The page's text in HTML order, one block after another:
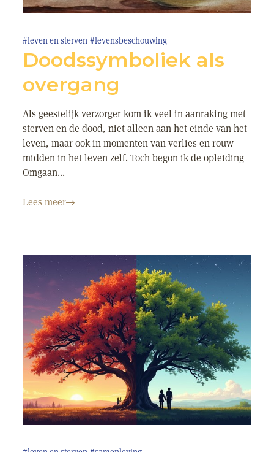
#leven en sterven #levensbeschouwing
Doodssymboliek als
overgang
Als geestelijk verzorger kom ik veel in aanraking met
sterven en de dood, niet alleen aan het einde van het
leven, maar ook in momenten van verlies en rouw
midden in het leven zelf. Toch begon ik de opleiding
Omgaan...
Lees meer